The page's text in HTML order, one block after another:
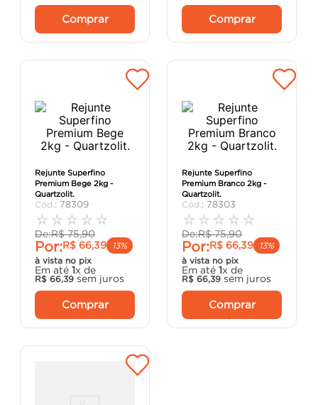
Comprar Comprar
Rejunte Superfino
Premium Bege 2kg -
Quartzolit.
: 78309
☆ ☆ ☆ ☆ ☆
De:R$ 75,90
Por:R$ 66,39
13%
à vista no pix
Em até 1x de
R$ 66,39 sem juros
Comprar
Rejunte Superfino
Premium Branco 2kg -
Quartzolit.
: 78303
☆ ☆ ☆ ☆ ☆
De:R$ 75,90
Por:R$ 66,39
13%
à vista no pix
Em até 1x de
R$ 66,39 sem juros
Comprar